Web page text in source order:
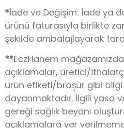
*İade ve Değişim: İade ya
ürünü faturasıyla birlikte
şekilde ambalajlayarak
**EczHanem
açıklamalar, üretici/
ürün etiketi/broşür gibi
dayanmaktadır. İlgili yasa
gereği sağlık beyanı
açıklamalara yer